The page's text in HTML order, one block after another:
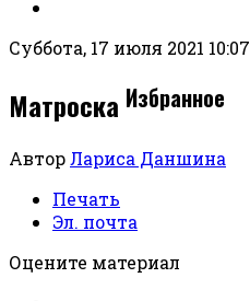
Суббота, 17 июля 2021 10:07
Матроска Избранное
Автор Лариса Даншина
Печать
Эл. почта
Оцените материал